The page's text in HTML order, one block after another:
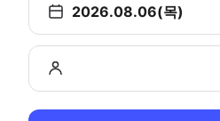
2026.08.06(목)